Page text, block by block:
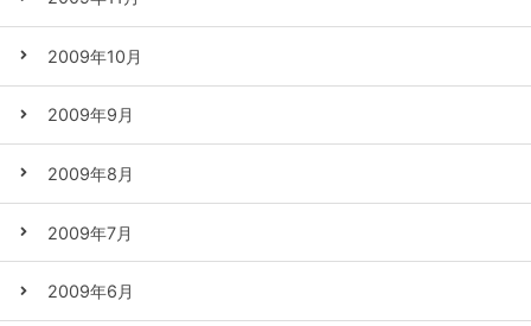
2009年10月
2009年9月
2009年8月
2009年7月
2009年6月